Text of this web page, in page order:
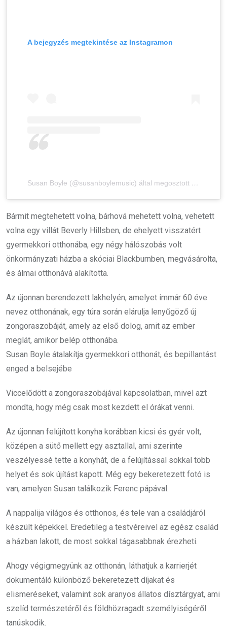
A bejegyzés megtekintése az Instagramon
Susan Boyle (@susanboylemusic) által megosztott bejegyzés
Bármit megtehetett volna, bárhová mehetett volna, vehetett
volna egy villát Beverly Hillsben, de ehelyett visszatért
gyermekkori otthonába, egy négy hálószobás volt
önkormányzati házba a skóciai Blackburnben, megvásárolta,
és álmai otthonává alakította.
Az újonnan berendezett lakhelyén, amelyet immár 60 éve
nevez otthonának, egy túra során elárulja lenyűgöző új
zongoraszobáját, amely az első dolog, amit az ember
meglát, amikor belép otthonába.
Susan Boyle átalakítja gyermekkori otthonát, és bepillantást
enged a belsejébe
Viccelődött a zongoraszobájával kapcsolatban, mivel azt
mondta, hogy még csak most kezdett el órákat venni.
Az újonnan felújított konyha korábban kicsi és gyér volt,
középen a sütő mellett egy asztallal, ami szerinte
veszélyessé tette a konyhát, de a felújítással sokkal több
helyet és sok újítást kapott. Még egy bekeretezett fotó is
van, amelyen Susan találkozik Ferenc pápával.
A nappalija világos és otthonos, és tele van a családjáról
készült képekkel. Eredetileg a testvéreivel az egész család
a házban lakott, de most sokkal tágasabbnak érezheti.
Ahogy végigmegyünk az otthonán, láthatjuk a karrierjét
dokumentáló különböző bekeretezett díjakat és
elismeréseket, valamint sok aranyos állatos dísztárgyat, ami
szelíd természetéről és földhözragadt személyiségéről
tanúskodik.